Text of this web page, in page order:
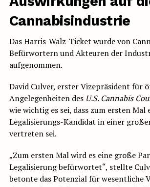
Cannabisindustrie
Das Harris-Walz-Ticket wurde von
Befürwortern und Akteuren der
aufgenommen.
David Culver, erster Vizepräsident für
Angelegenheiten des U.S. Cannabis
wie wichtig es sei, dass zum ersten Mal
Legalisierungs-Kandidat in einer
vertreten sei.
„Zum ersten Mal wird es eine große
Legalisierung befürwortet“, stellte
betonte das Potenzial für wesentliche